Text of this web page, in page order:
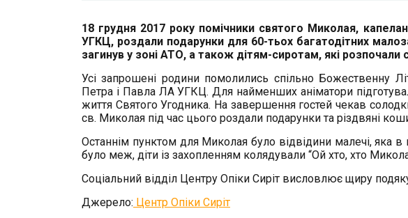
18 грудня 2017 року помічники святого Миколая,
УГКЦ, роздали подарунки для 60-тьох багатодітних
загинув у зоні АТО, а також дітям-сиротам, які розпочали
Усі запрошені родини помолились спільно Божественну
Петра і Павла ЛА УГКЦ. Для найменших аніматори
життя Святого Угодника. На завершення гостей чекав
св. Миколая під час цього роздали подарунки та різдвяні
Останнім пунктом для Миколая було відвідини малечі, яка в
було меж, діти із захопленням колядували “Ой хто, хто
Соціальний відділ Центру Опіки Сиріт висловлює щиру
Джерело: Центр Опіки Сиріт